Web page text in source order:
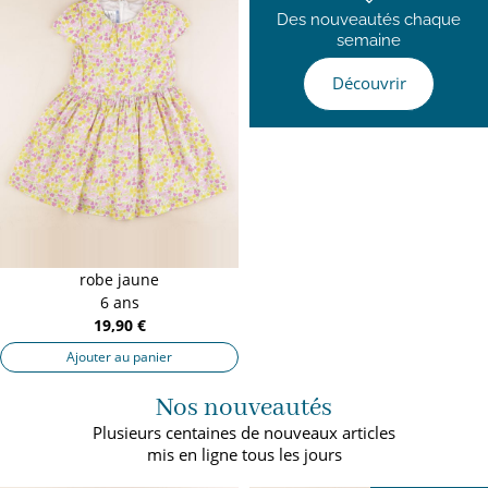
robe jaune
6 ans
19,90 €
Ajouter au panier
Des nouveautés chaque
semaine
Découvrir
Nos nouveautés
Plusieurs centaines de nouveaux articles
mis en ligne tous les jours